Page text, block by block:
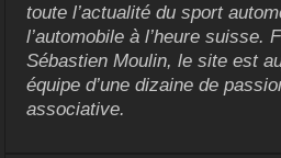
toute l’actualité du sport
l’automobile à l’heure suisse.
Sébastien Moulin, le site est
équipe d’une dizaine de
associative.